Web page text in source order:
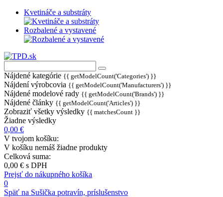
Kvetináče a substráty
Rozbalené a vystavené
Nájdené kategórie {{ getModelCount('Categories') }}
Nájdení výrobcovia {{ getModelCount('Manufacturers') }}
Nájdené modelové rady {{ getModelCount('Brands') }}
Nájdené články {{ getModelCount('Articles') }}
Zobraziť všetky výsledky {{ matchesCount }}
Žiadne výsledky
0,00 €
V tvojom košíku:
V košíku nemáš žiadne produkty
Celková suma:
0,00 € s DPH
Prejsť do nákupného košíka
0
Späť na Sušička potravín, príslušenstvo